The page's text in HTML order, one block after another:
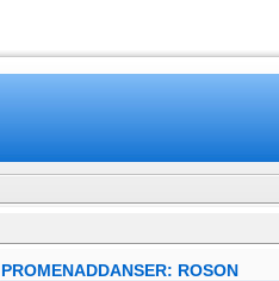
PROMENADDANSER: ROSON